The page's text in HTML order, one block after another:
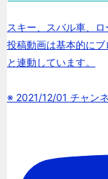
スキー、スバル車、ロ
投稿動画は基本的にブ
と連動しています。
※ 2021/12/01 チャン